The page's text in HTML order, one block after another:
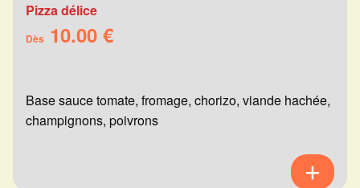
Pizza délice
Dès 10.00 €
Base sauce tomate, fromage, chorizo, viande hachée,
champignons, poivrons